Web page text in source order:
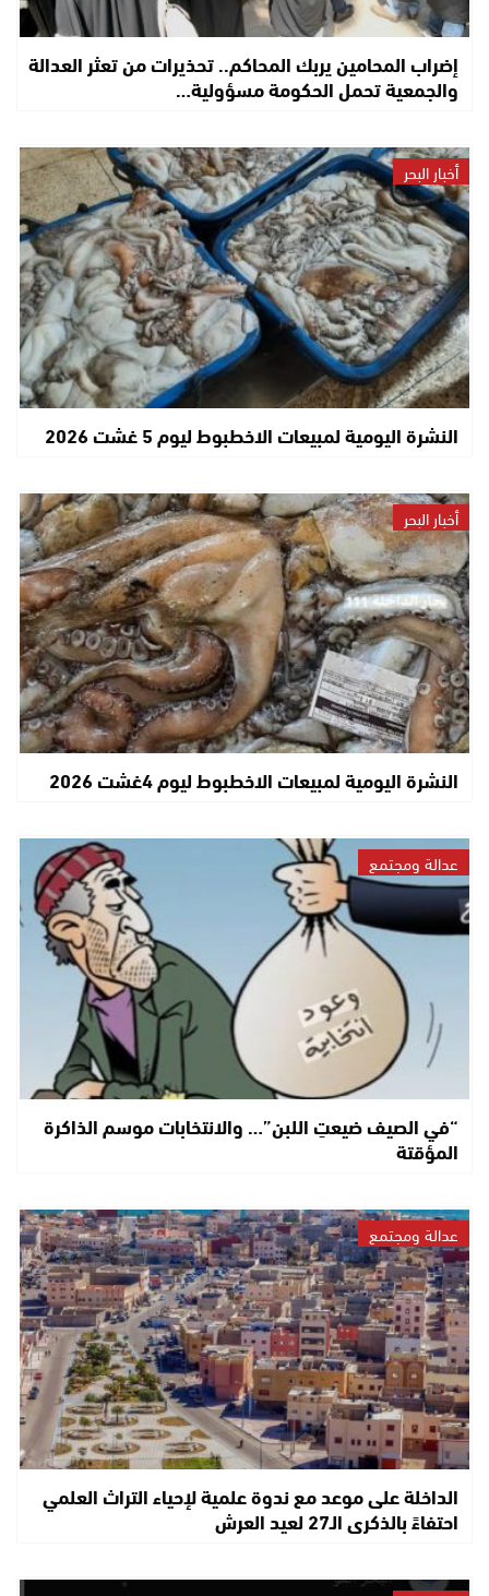
إضراب المحامين يربك المحاكم.. تحذيرات من تعثر العدالة
والجمعية تحمل الحكومة مسؤولية…
أخبار البحر
النشرة اليومية لمبيعات الاخطبوط ليوم 5 غشت 2026
أخبار البحر
النشرة اليومية لمبيعات الاخطبوط ليوم 4غشت 2026
عدالة ومجتمع
“في الصيف ضيعتِ اللبن”… والانتخابات موسم الذاكرة
المؤقتة
عدالة ومجتمع
الداخلة على موعد مع ندوة علمية لإحياء التراث العلمي
احتفاءً بالذكرى الـ27 لعيد العرش